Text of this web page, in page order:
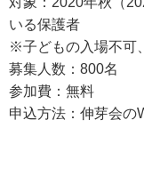
いる保護者
※子どもの入場不可
募集人数：800名
参加費：無料
申込方法：伸芽会の